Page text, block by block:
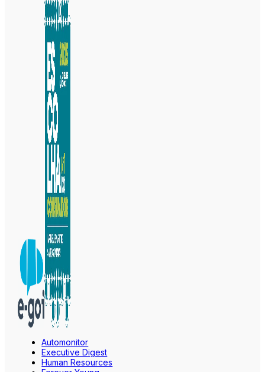
Automonitor
Executive Digest
Human Resources